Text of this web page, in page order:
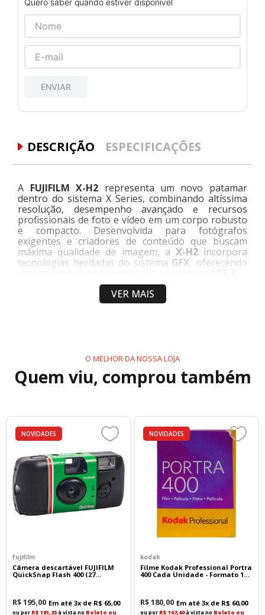
Quero saber quando estiver disponível
ENVIAR
DESCRIÇÃO ESPECIFICAÇÕES
A FUJIFILM X-H2 representa um novo patamar
dentro do sistema X Series, combinando altíssima
resolução, desempenho avançado e recursos
profissionais de foto e vídeo em um corpo robusto
e compacto. Desenvolvida para fotógrafos
exigentes e criadores de conteúdo que buscam
máxima qualidade de imagem, a X-H2 incorpora
tecnologias herdadas do sistema GFX, oferecendo
Equipada com o avançadosensor X-Trans CMOS 5
HR BSI de 40,2 megapixels
Sensor X-Trans CMOS 5 HR de 40,2MP
resolução, como fotografia de paisagem,
arquitetura, publicidade, retratos e fotografia
comercial, o
sensor APS-C retroiluminado (BSI)
• Resolução de 40,2 megapixels
• Excelente desempenho em baixa luminosidade
• Redução de ruídos e maior alcance tonal
• Faixa dinâmica de até 13 stops
• Menor efeito rolling shutter
• Zoom digital de até 2x com excelente preservação
A exclusiva matriz de cores X-Trans reduz a
ocorrência de moiré e proporciona uma
reprodução de cores mais natural e refinada.
X-Processor 5: Velocidade e Eficiência
VER MAIS
O MELHOR DA NOSSA LOJA
Quem viu, comprou também
NOVIDADES
fujifilm
Câmera descartável FUJIFILM
QuickSnap Flash 400 (27
R$195,00 Em até 3x de R$ 65,00
ou por R$ 181,35à vista no Boleto ou
NOVIDADES
kodak
Filme Kodak Professional Portra
400 Cada Unidade - Formato 135
R$180,00 Em até 3x de R$ 60,00
ou por R$ 167,40à vista no Boleto ou